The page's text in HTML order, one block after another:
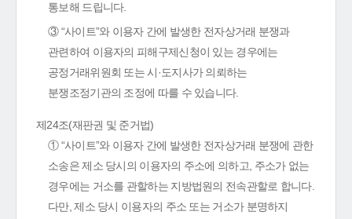
통보해 드립니다.
③ “사이트”와 이용자 간에 발생한 전자상거래 분쟁과
관련하여 이용자의 피해구제신청이 있는 경우에는
공정거래위원회 또는 시·도지사가 의뢰하는
분쟁조정기관의 조정에 따를 수 있습니다.
제24조(재판권 및 준거법)
① “사이트”와 이용자 간에 발생한 전자상거래 분쟁에 관한
소송은 제소 당시의 이용자의 주소에 의하고, 주소가 없는
경우에는 거소를 관할하는 지방법원의 전속관할로 합니다.
다만, 제소 당시 이용자의 주소 또는 거소가 분명하지